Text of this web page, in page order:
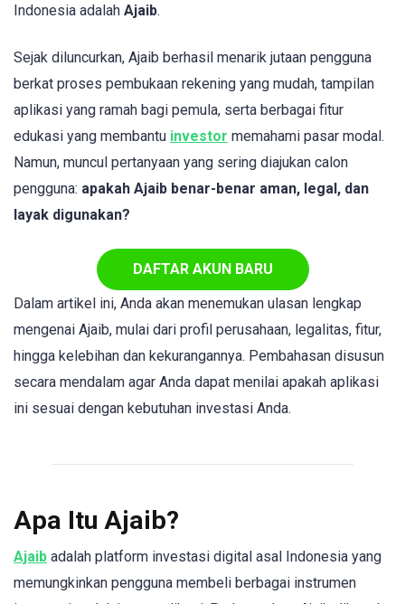
Indonesia adalah Ajaib.
Sejak diluncurkan, Ajaib berhasil menarik jutaan pengguna
berkat proses pembukaan rekening yang mudah, tampilan
aplikasi yang ramah bagi pemula, serta berbagai fitur
edukasi yang membantu investor memahami pasar modal.
Namun, muncul pertanyaan yang sering diajukan calon
pengguna: apakah Ajaib benar-benar aman, legal, dan
layak digunakan?
DAFTAR AKUN BARU
Dalam artikel ini, Anda akan menemukan ulasan lengkap
mengenai Ajaib, mulai dari profil perusahaan, legalitas, fitur,
hingga kelebihan dan kekurangannya. Pembahasan disusun
secara mendalam agar Anda dapat menilai apakah aplikasi
ini sesuai dengan kebutuhan investasi Anda.
Apa Itu Ajaib?
Ajaib adalah platform investasi digital asal Indonesia yang
memungkinkan pengguna membeli berbagai instrumen